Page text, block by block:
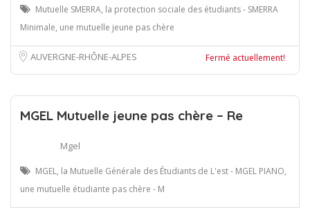
Mutuelle SMERRA, la protection sociale des étudiants - SMERRA
Minimale, une mutuelle jeune pas chère
AUVERGNE-RHÔNE-ALPES Fermé actuellement!
MGEL Mutuelle jeune pas chère – Re
Mgel
MGEL, la Mutuelle Générale des Étudiants de L'est - MGEL PIANO,
une mutuelle étudiante pas chère - M